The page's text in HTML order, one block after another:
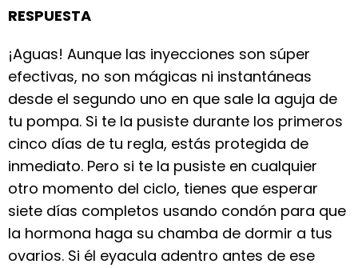
RESPUESTA
¡Aguas! Aunque las inyecciones son súper
efectivas, no son mágicas ni instantáneas
desde el segundo uno en que sale la aguja de
tu pompa. Si te la pusiste durante los primeros
cinco días de tu regla, estás protegida de
inmediato. Pero si te la pusiste en cualquier
otro momento del ciclo, tienes que esperar
siete días completos usando condón para que
la hormona haga su chamba de dormir a tus
ovarios. Si él eyacula adentro antes de ese